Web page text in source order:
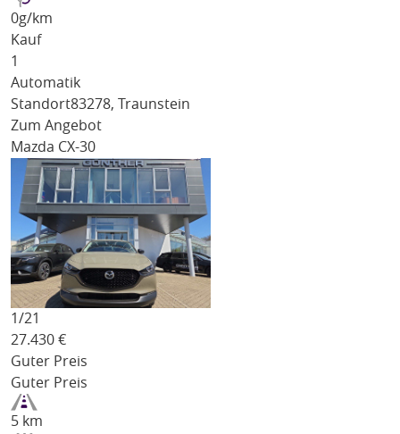
0g/km
Kauf
1
Automatik
Standort83278, Traunstein
Zum Angebot
Mazda CX-30
1/21
27.430 €
Guter Preis
Guter Preis
5 km